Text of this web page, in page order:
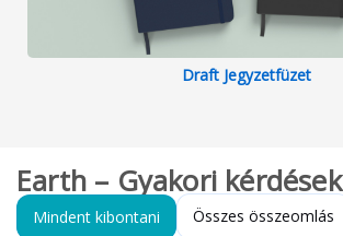
Draft Jegyzetfüzet
Earth – Gyakori kérdések
Mindent kibontani Összes összeomlás